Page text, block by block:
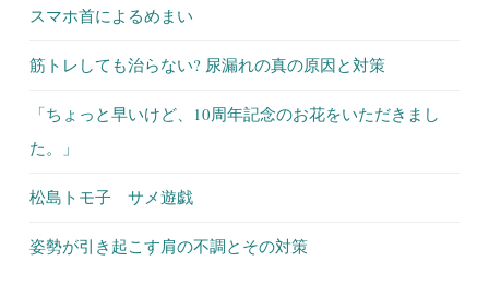
スマホ首によるめまい
筋トレしても治らない? 尿漏れの真の原因と対策
「ちょっと早いけど、10周年記念のお花をいただきまし
た。」
松島トモ子 サメ遊戯
姿勢が引き起こす肩の不調とその対策